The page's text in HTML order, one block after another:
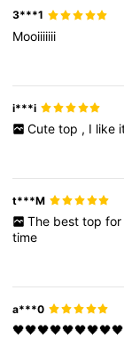
4.77
3***1
Mooiiiiiii
i***i
Cute top , I like
t***M
The best top for
time
a***0